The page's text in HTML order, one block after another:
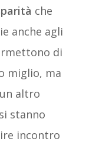
che
anche agli
di
miglio, ma
altro
stanno
incontro